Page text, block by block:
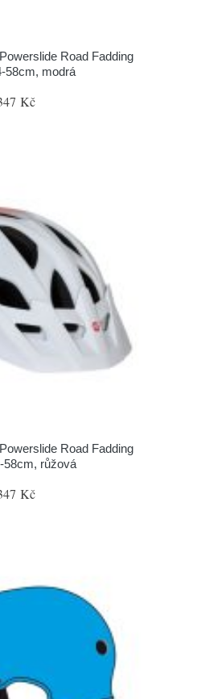
Road Fadding
58cm, modrá
Kč
Road Fadding
58cm, růžová
Kč